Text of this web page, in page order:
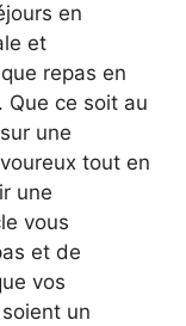
en
et
repas en
ce soit au
une
tout en
une
vous
et de
vos
un